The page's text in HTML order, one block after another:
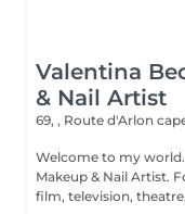
Valentina
& Nail Artist
69, , Route d'Arlon
Welcome to my world. I'm Valentina Becker, a professional
Makeup & Nail Artist. For over 13 years, I have worked across
film, television,